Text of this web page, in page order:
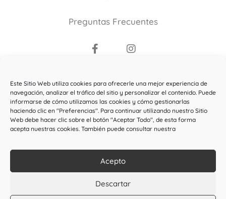
Este Sitio Web utiliza cookies para ofrecerle una mejor experiencia de
navegación, analizar el tráfico del sitio y personalizar el contenido. Puede
informarse de cómo utilizamos las cookies y cómo gestionarlas
haciendo clic en "Preferencias". Para continuar utilizando nuestro Sitio
Web debe hacer clic sobre el botón "Aceptar Todo", de esta forma
acepta nuestras cookies. También puede consultar nuestra
Acepto
Descartar
Preguntas Frecuentes
Copyright ©2021
El Bosque de la Maga Colibrí.
Todos los derechos reservados.
Esta web ha sido subvencionada por el Ministerio de